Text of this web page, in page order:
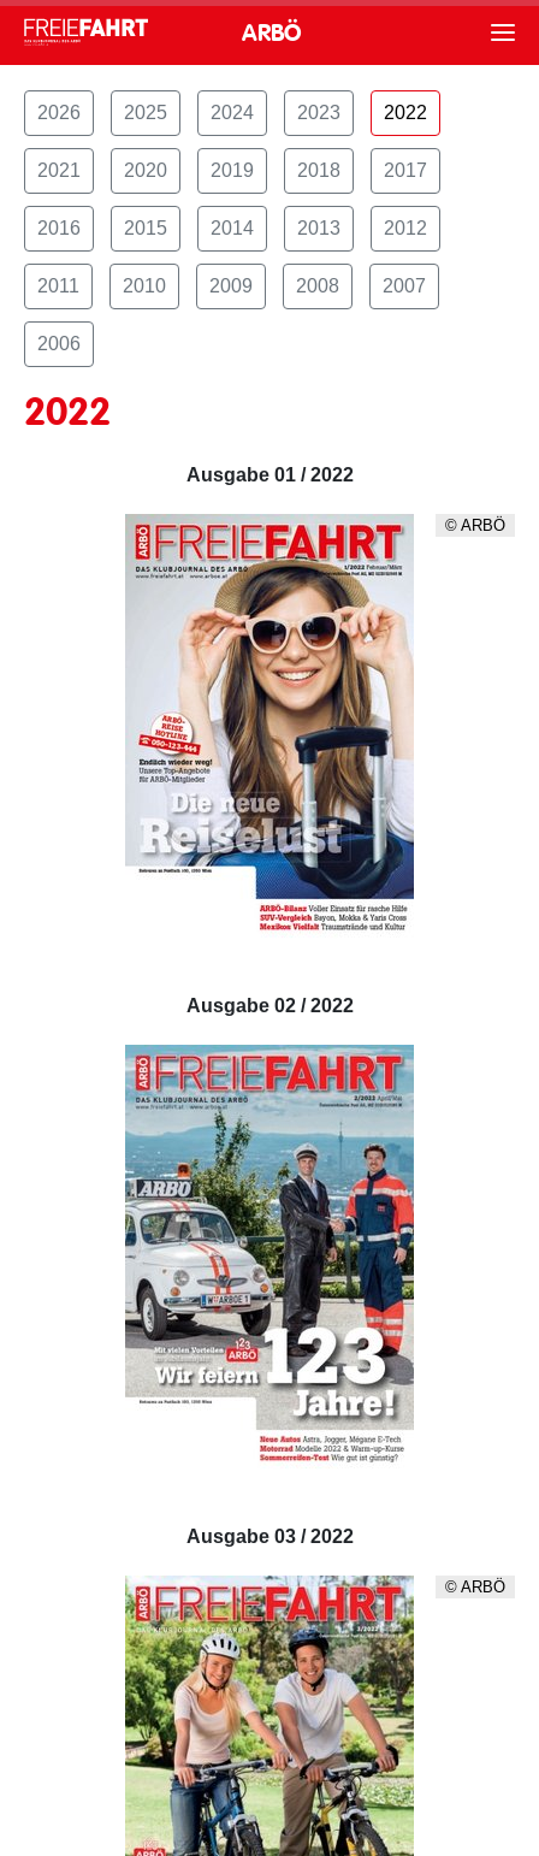
ARBÖ
2026 2025 2024 2023 2022
2021 2020 2019 2018 2017
2016 2015 2014 2013 2012
2011 2010 2009 2008 2007
2006
2022
Ausgabe 01 / 2022
© ARBÖ
Ausgabe 02 / 2022
Ausgabe 03 / 2022
© ARBÖ